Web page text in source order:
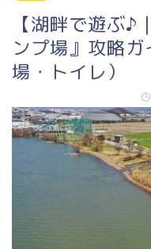
【湖畔で遊ぶ♪
ンプ場』攻略
場・トイレ）